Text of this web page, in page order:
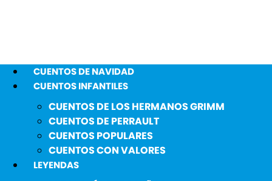
CUENTOS DE NAVIDAD
CUENTOS INFANTILES
CUENTOS DE LOS HERMANOS GRIMM
CUENTOS DE PERRAULT
CUENTOS POPULARES
CUENTOS CON VALORES
LEYENDAS